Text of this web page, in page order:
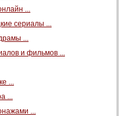
...
сериалы ...
...
и фильмов ...
...
...
...